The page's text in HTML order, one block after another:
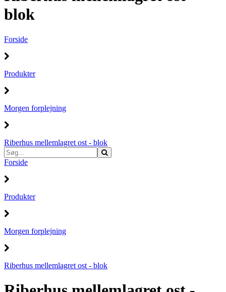
blok
Forside
Produkter
Morgen forplejning
Riberhus mellemlagret ost - blok
Forside
Produkter
Morgen forplejning
Riberhus mellemlagret ost - blok